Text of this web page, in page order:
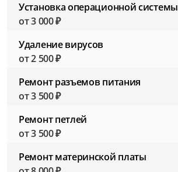
Установка операционной системы
от 3 000 ₽
Удаление вирусов
от 2 500 ₽
Ремонт разъемов питания
от 3 500 ₽
Ремонт петлей
от 3 500 ₽
Ремонт материнской платы